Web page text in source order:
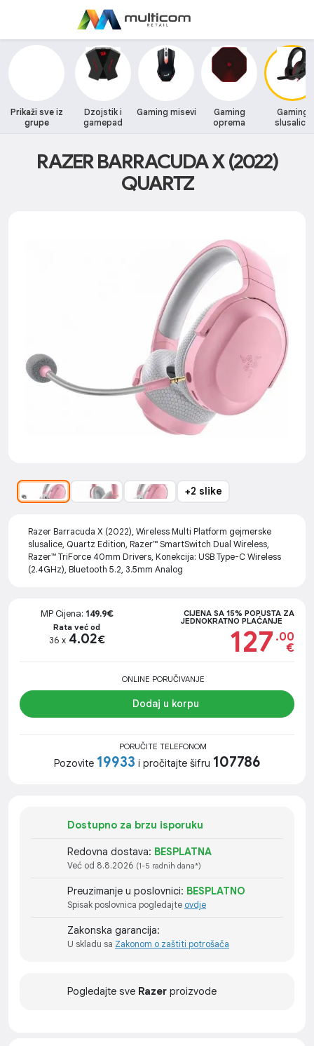
Prikaži sve iz
grupe
Dzojstik i
gamepad
Gaming misevi
Gaming
oprema
Gaming
slusalice
RAZER BARRACUDA X (2022)
QUARTZ
+2 slike
Razer Barracuda X (2022), Wireless Multi Platform gejmerske
slusalice, Quartz Edition, Razer™ SmartSwitch Dual Wireless,
Razer™ TriForce 40mm Drivers, Konekcija: USB Type-C Wireless
(2.4GHz), Bluetooth 5.2, 3.5mm Analog
MP Cijena: 149.9€
Rata već od
36 x 4.02€
CIJENA SA 15% POPUSTA ZA
JEDNOKRATNO PLAĆANJE
127 .00
€
ONLINE PORUČIVANJE
Dodaj u korpu
PORUČITE TELEFONOM
Pozovite 19933 i pročitajte šifru 107786
Dostupno za brzu isporuku
Redovna dostava: BESPLATNA
Već od 8.8.2026 (1-5 radnih dana*)
Preuzimanje u poslovnici: BESPLATNO
Spisak poslovnica pogledajte ovdje
Zakonska garancija:
U skladu sa Zakonom o zaštiti potrošača
Pogledajte sve Razer proizvode